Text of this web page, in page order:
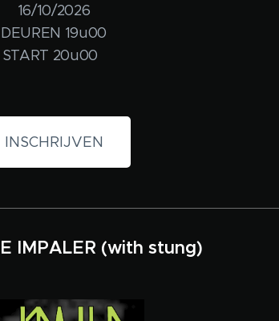
16/10/2026
DEUREN 19u00
START 20u00
INSCHRIJVEN
IMPALER (with stung)